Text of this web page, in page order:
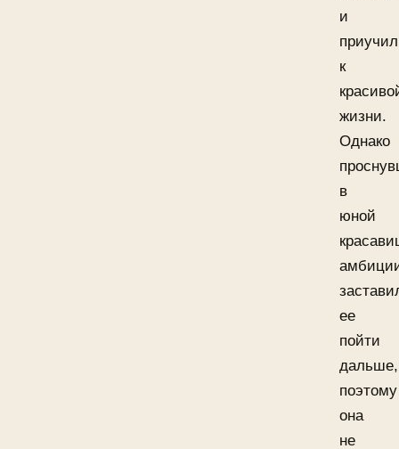
и
приучил
к
жизни.
Однако
в
юной
ее
пойти
дальше,
поэтому
она
не